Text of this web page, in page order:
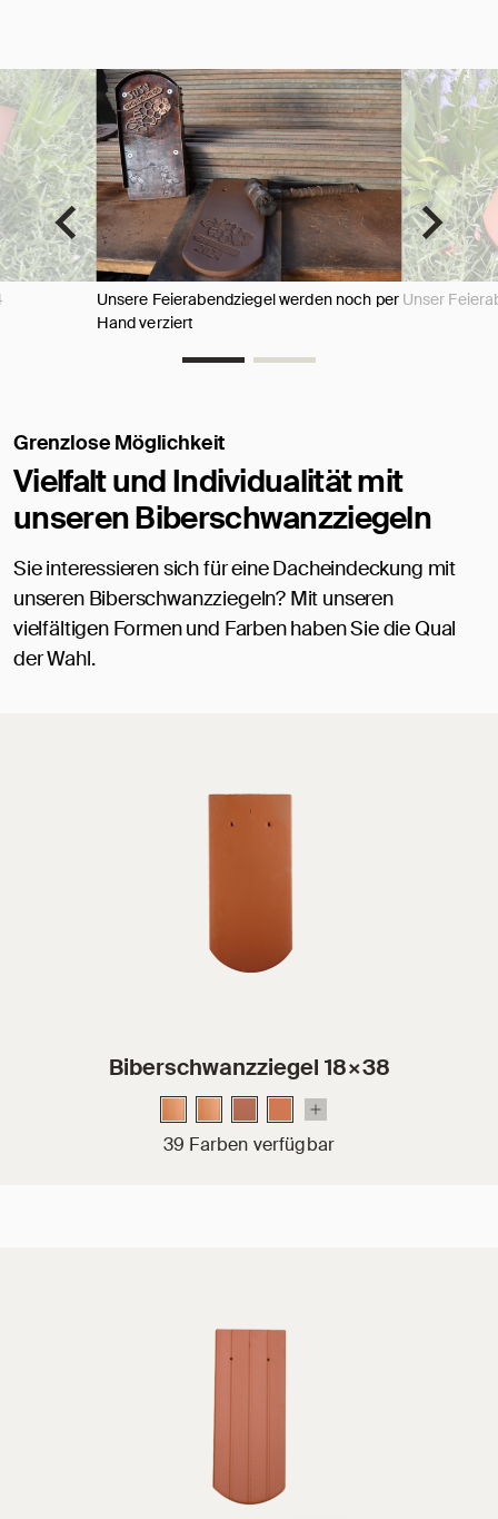
Unsere Feierabendziegel werden noch per
Hand verziert
Unser
Grenzlose Möglichkeit
Vielfalt und Individualität mit
unseren Biberschwanzziegeln
Sie interessieren sich für eine Dacheindeckung mit
unseren Biberschwanzziegeln? Mit unseren
vielfältigen Formen und Farben haben Sie die Qual
der Wahl.
Biberschwanzziegel 18×38
39 Farben verfügbar